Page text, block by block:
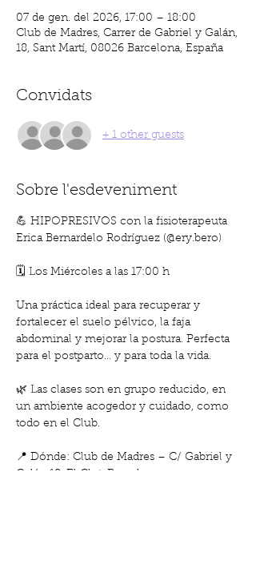
07 de gen. del 2026, 17:00 – 18:00
Club de Madres, Carrer de Gabriel y Galán,
18, Sant Martí, 08026 Barcelona, España
Convidats
+ 1 other guests
Sobre l'esdeveniment
💪 HIPOPRESIVOS con la fisioterapeuta
Erica Bernardelo Rodríguez (@ery.bero)
🗓 Los Miércoles a las 17:00 h
Una práctica ideal para recuperar y
fortalecer el suelo pélvico, la faja
abdominal y mejorar la postura. Perfecta
para el postparto… y para toda la vida.
🌿 Las clases son en grupo reducido, en
un ambiente acogedor y cuidado, como
todo en el Club.
📍 Dónde: Club de Madres – C/ Gabriel y